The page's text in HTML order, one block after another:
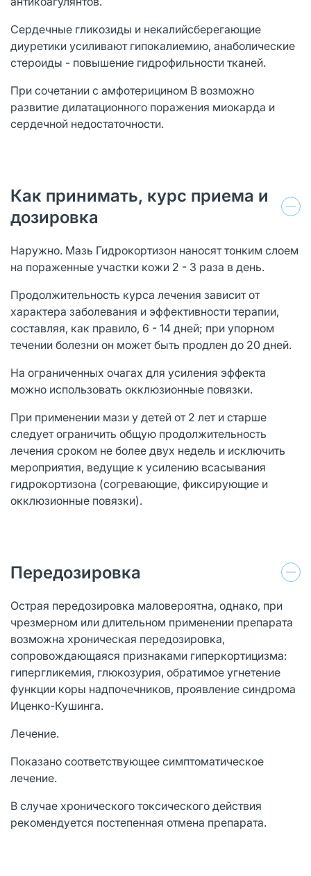
Сердечные гликозиды и некалийсберегающие
диуретики усиливают гипокалиемию, анаболические
стероиды - повышение гидрофильности тканей.
При сочетании с амфотерицином В возможно
развитие дилатационного поражения миокарда и
сердечной недостаточности.
Как принимать, курс приема и
дозировка
Наружно. Мазь Гидрокортизон наносят тонким слоем
на пораженные участки кожи 2 - 3 раза в день.
Продолжительность курса лечения зависит от
характера заболевания и эффективности терапии,
составляя, как правило, 6 - 14 дней; при упорном
течении болезни он может быть продлен до 20 дней.
На ограниченных очагах для усиления эффекта
можно использовать окклюзионные повязки.
При применении мази у детей от 2 лет и старше
следует ограничить общую продолжительность
лечения сроком не более двух недель и исключить
мероприятия, ведущие к усилению всасывания
гидрокортизона (согревающие, фиксирующие и
окклюзионные повязки).
Передозировка
Острая передозировка маловероятна, однако, при
чрезмерном или длительном применении препарата
возможна хроническая передозировка,
сопровождающаяся признаками гиперкортицизма:
гипергликемия, глюкозурия, обратимое угнетение
функции коры надпочечников, проявление синдрома
Иценко-Кушинга.
Лечение.
Показано соответствующее симптоматическое
лечение.
В случае хронического токсического действия
рекомендуется постепенная отмена препарата.